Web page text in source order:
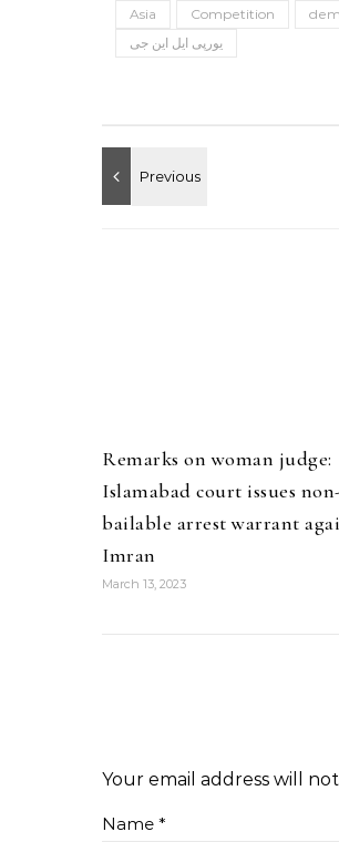
Asia Competition
یورپی ایل این جی
Remarks on woman judge:
Islamabad court issues
bailable arrest warrant
Imran
March 13, 2023
Your email address will
Name *